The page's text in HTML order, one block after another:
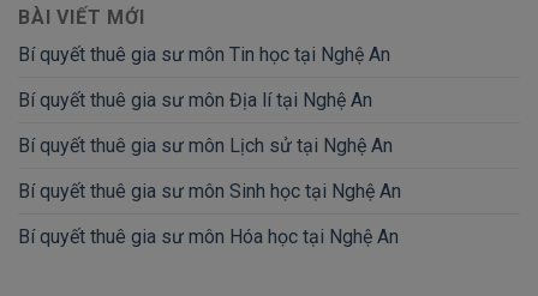
BÀI VIẾT MỚI
Bí quyết thuê gia sư môn Tin học tại Nghệ An
Bí quyết thuê gia sư môn Địa lí tại Nghệ An
Bí quyết thuê gia sư môn Lịch sử tại Nghệ An
Bí quyết thuê gia sư môn Sinh học tại Nghệ An
Bí quyết thuê gia sư môn Hóa học tại Nghệ An